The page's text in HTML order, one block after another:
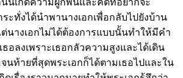
นเกิดความผูกพันและคิดที่อยากจะ
ะทั่งได้นำพานางเอกเพื่อกลับไปยังบ้าน
นางเอกไม่ได้ต้องการแบบนั้นทำให้มีคำ
ธอลงเพราะเธอกลัวความสูงและได้เดิน
นท้ายที่สุดพระเอกก็ได้ตามเธอไปและใน